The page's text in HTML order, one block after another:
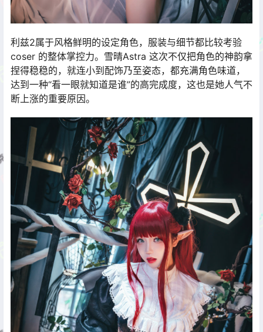
利兹2属于风格鲜明的设定角色，服装与细节都比较考验
coser 的整体掌控力。雪晴Astra 这次不仅把角色的神韵拿
捏得稳稳的，就连小到配饰乃至姿态，都充满角色味道，
达到一种“看一眼就知道是谁”的高完成度，这也是她人气不
断上涨的重要原因。